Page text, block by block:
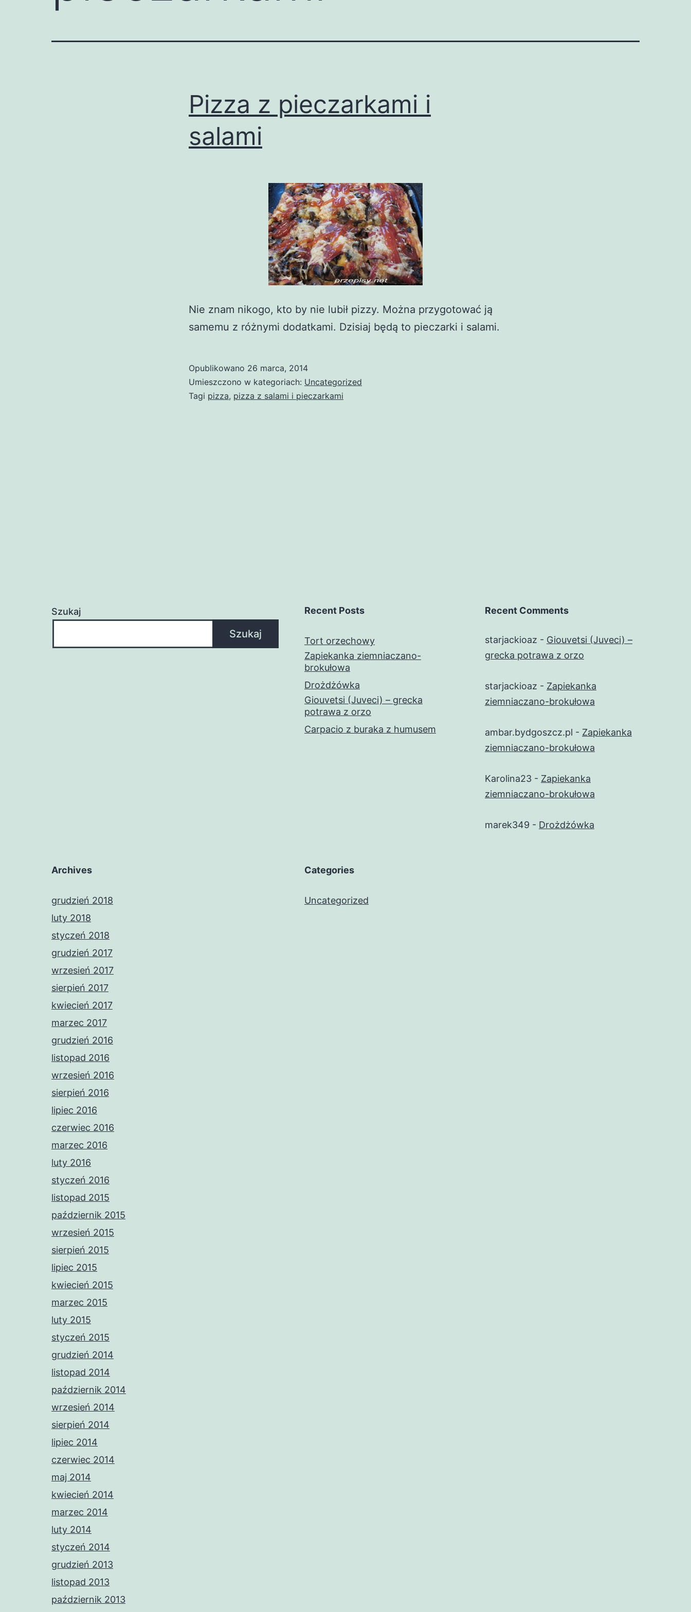
Pizza z pieczarkami i
salami
Nie znam nikogo, kto by nie lubił pizzy. Można przygotować ją
samemu z różnymi dodatkami. Dzisiaj będą to pieczarki i salami.
Opublikowano 26 marca, 2014
Umieszczono w kategoriach: Uncategorized
Tagi pizza, pizza z salami i pieczarkami
Szukaj
Szukaj
Recent Posts
Tort orzechowy
Zapiekanka ziemniaczano-
brokułowa
Drożdżówka
Giouvetsi (Juveci) – grecka
potrawa z orzo
Carpacio z buraka z humusem
Recent Comments
starjackioaz - Giouvetsi (Juveci) –
grecka potrawa z orzo
starjackioaz - Zapiekanka
ziemniaczano-brokułowa
ambar.bydgoszcz.pl - Zapiekanka
ziemniaczano-brokułowa
Karolina23 - Zapiekanka
ziemniaczano-brokułowa
marek349 - Drożdżówka
Archives
grudzień 2018
luty 2018
styczeń 2018
grudzień 2017
wrzesień 2017
sierpień 2017
kwiecień 2017
marzec 2017
grudzień 2016
listopad 2016
wrzesień 2016
sierpień 2016
lipiec 2016
czerwiec 2016
marzec 2016
luty 2016
styczeń 2016
listopad 2015
październik 2015
wrzesień 2015
sierpień 2015
lipiec 2015
kwiecień 2015
marzec 2015
luty 2015
styczeń 2015
grudzień 2014
listopad 2014
październik 2014
wrzesień 2014
sierpień 2014
lipiec 2014
czerwiec 2014
maj 2014
kwiecień 2014
marzec 2014
luty 2014
styczeń 2014
grudzień 2013
listopad 2013
październik 2013
Categories
Uncategorized